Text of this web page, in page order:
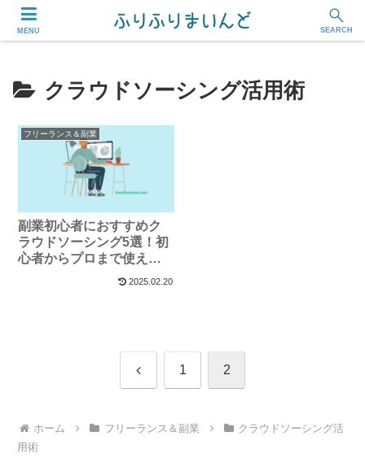
フリーランス・副業ワーカー応援メディア
クラウドソーシング活用術
フリーランス＆副業
副業初心者におすすめク
ラウドソーシング5選！初
心者からプロまで使える
2025.02.20
前 1 2
ホーム フリーランス＆副業
クラウドソーシング活
用術
MENU SEARCH